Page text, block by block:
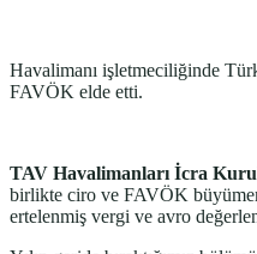
Havalimanı işletmeciliğinde
FAVÖK elde etti.
TAV Havalimanları İcra
birlikte ciro ve FAVÖK
ertelenmiş vergi ve avro